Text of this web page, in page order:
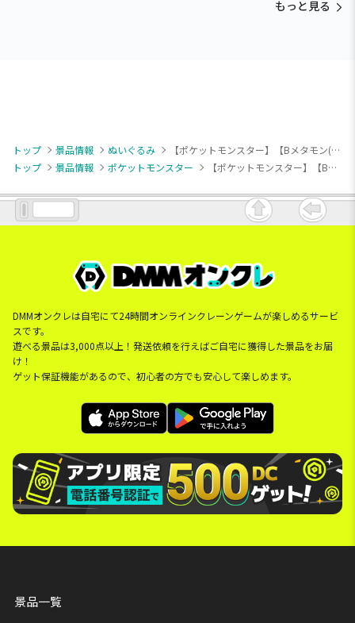
もっと見る
トップ 景品情報 ぬいぐるみ
【ポケットモンスター】【Bメタモン(目閉じ/口開け)】ポケットモンスター いろんなおかおぬいぐるみ～メタモン～
トップ
景品情報 ポケットモンスター 【ポケットモンスター】【Bメタモン(目閉じ/口開け)】ポケットモンスター いろんなおかおぬいぐるみ～メタモン～
DMMオンクレは自宅にて24時間オンラインクレーンゲームが楽しめるサービ
スです。
遊べる景品は3,000点以上！発送依頼を行えばご自宅に獲得した景品をお届
け！
ゲット保証機能があるので、初心者の方でも安心して楽しめます。
景品一覧